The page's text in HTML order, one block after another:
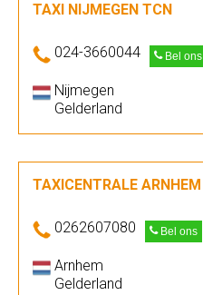
TAXI NIJMEGEN TCN
024-3660044 Bel ons
Nijmegen
Gelderland
TAXICENTRALE ARNHEM
0262607080 Bel ons
Arnhem
Gelderland